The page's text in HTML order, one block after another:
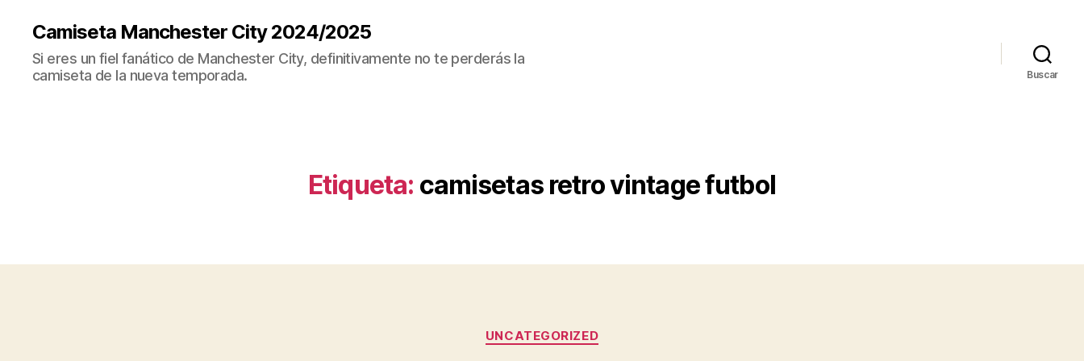
Camiseta Manchester City 2024/2025
Si eres un fiel fanático de Manchester City, definitivamente no te perderás la
camiseta de la nueva temporada.
Buscar
Etiqueta: camisetas retro vintage futbol
Categorías
UNCATEGORIZED